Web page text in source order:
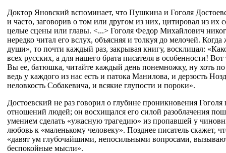
Доктор Яновский вспоминает, что Пушкина и Гоголя
и часто, заговорив о том или другом из них, цитировал из их
целые сцены или главы. <...> Гоголя Федор Михайлович
нередко читал его вслух, объясняя и толкуя до мелочей.
души», то почти каждый раз, закрывая книгу, восклицал:
всех русских, а для нашего брата писателя в особенности! Вот
Вы ее, батюшка, читайте каждый день понемножку, ну хоть по
ведь у каждого из нас есть и патока Манилова, и дерзость
неловкость Собакевича, и всякие глупости и пороки».
Достоевский не раз говорил о глубине проникновения Гоголя
отношений людей; он восхищался его силой разоблачения
умением сделать «ужасную трагедию» из пропавшей у
любовь к «маленькому человеку». Позднее писатель скажет,
«давят ум глубочайшими, непосильными вопросами,
беспокойные мысли».